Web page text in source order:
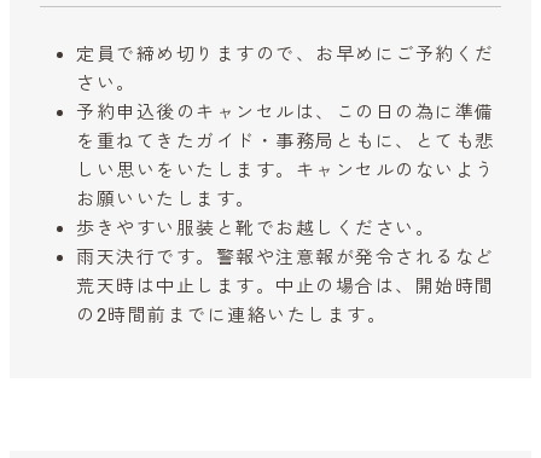
定員で締め切りますので、お早めにご予約くだ
さい。
予約申込後のキャンセルは、この日の為に準備
を重ねてきたガイド・事務局ともに、とても悲
しい思いをいたします。キャンセルのないよう
お願いいたします。
歩きやすい服装と靴でお越しください。
雨天決行です。警報や注意報が発令されるなど
荒天時は中止します。中止の場合は、開始時間
の2時間前までに連絡いたします。